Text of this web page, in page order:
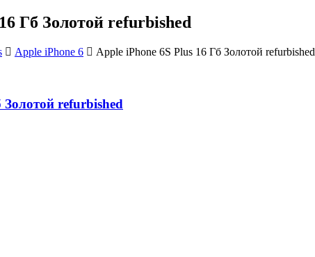
Гб Золотой refurbished
Apple iPhone 6 Apple iPhone 6S Plus 16 Гб Золотой refurbished
Золотой refurbished